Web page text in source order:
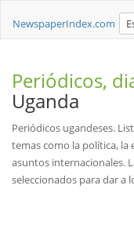
NewspaperIndex.com
Periódicos,
Uganda
Periódicos ugandeses.
temas como la política, la
asuntos internacionales.
seleccionados para dar a